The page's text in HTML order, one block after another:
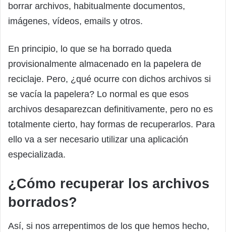
borrar archivos, habitualmente documentos,
imágenes, vídeos, emails y otros.
En principio, lo que se ha borrado queda
provisionalmente almacenado en la papelera de
reciclaje. Pero, ¿qué ocurre con dichos archivos si
se vacía la papelera? Lo normal es que esos
archivos desaparezcan definitivamente, pero no es
totalmente cierto, hay formas de recuperarlos. Para
ello va a ser necesario utilizar una aplicación
especializada.
¿Cómo recuperar los archivos
borrados?
Así, si nos arrepentimos de los que hemos hecho,